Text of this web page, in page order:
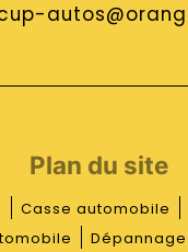
Plan du site
Casse automobile